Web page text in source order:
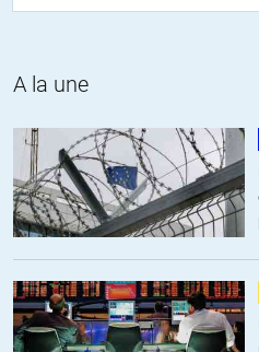
Je dis a mes amis Russes de
médias en ce moment: Les
aussi que la guerre en Irak
a la supériorité de leurs
+2
Subotai//26.10.2015
A la une